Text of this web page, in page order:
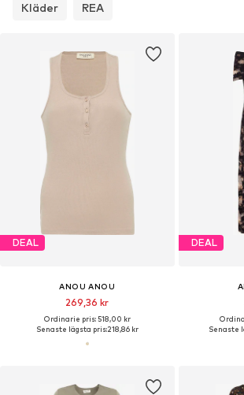
Kläder REA
DEAL
ANOU ANOU
269,36 kr
Ordinarie pris: 518,00 kr
Senaste lägsta pris:218,86 kr
DEAL
Senaste